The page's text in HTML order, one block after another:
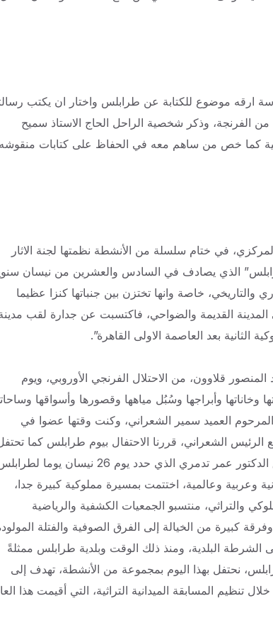
ارقه موضوع للكتابة عن طرابلس واختار ان يكتب
الفرنجة، وذكر شخصية الراحل الحاج الاستاذ سميح
كما خص من ساهم معه في الحفاظ على كتابات
في ختام سلسلة من الأنشطة نظمتها لجنة الاثار
الذي يصادف في السادس والعشرين من نيسان
والتاريخي، خاصة وانها تختزن بين جنباتها كنزا عظيما
المدينة القديمة والضواحي، فاكتسبت عن جدارة لقب
الثانية بعد العاصمة الاولى القاهرة”.
هو يوم تحرير طرابلس سنة 1289 على يد القائد المنصور قلاوون، من الاحتلال الفرنجي الأوروبي، ويوم
وخاناتها وأبراجها وسُبُل مياهها وقصورها وأسواقها
رئيس البلدية الاسبق المرحوم العميد سمير الشعراني، وكنت وقتها عضوا في
الرئيس الشعراني، قررنا الاحتفال بيوم طرابلس كما
معظم المدن بتاريخها، وعليه تواصلت يومها مع المؤرخ الكبير الأخ والصديق الدكتور عمر تدمري الذي حدد يوم 26 نيسان
وعربية وعالمية، اختتمت بمسيرة مملوكية كبيرة جدا،
والتراثي، منتسبو الجمعيات الكشفية والرياضية
كبيرة من الخيالة إلى الفرق الصوفية والفتلة
الشرطة البلدية، ومنذ ذلك الوقت وبلدية طرابلس ممثلةً
طرابلس، نحتفل بهذا اليوم بمجموعة من الأنشطة، تهدف إلى
تنظيم المسابقة الميدانية التراثية، التي أقيمت هذا